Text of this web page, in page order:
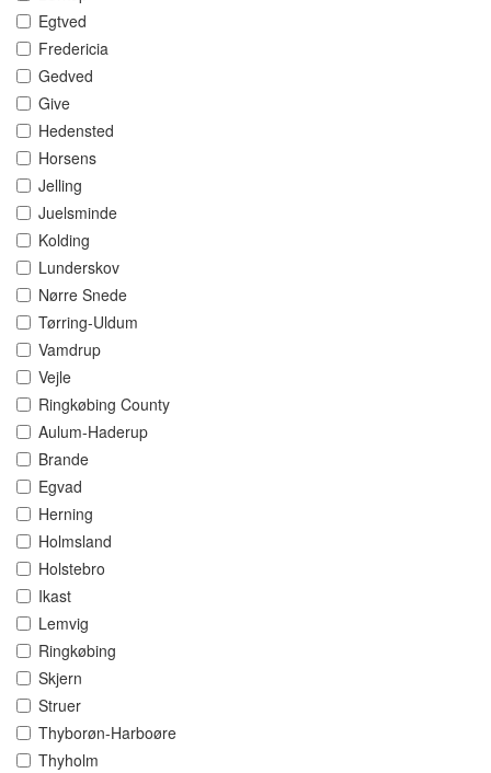
Egtved
Fredericia
Gedved
Give
Hedensted
Horsens
Jelling
Juelsminde
Kolding
Lunderskov
Nørre Snede
Tørring-Uldum
Vamdrup
Vejle
Ringkøbing County
Aulum-Haderup
Brande
Egvad
Herning
Holmsland
Holstebro
Ikast
Lemvig
Ringkøbing
Skjern
Struer
Thyborøn-Harboøre
Thyholm